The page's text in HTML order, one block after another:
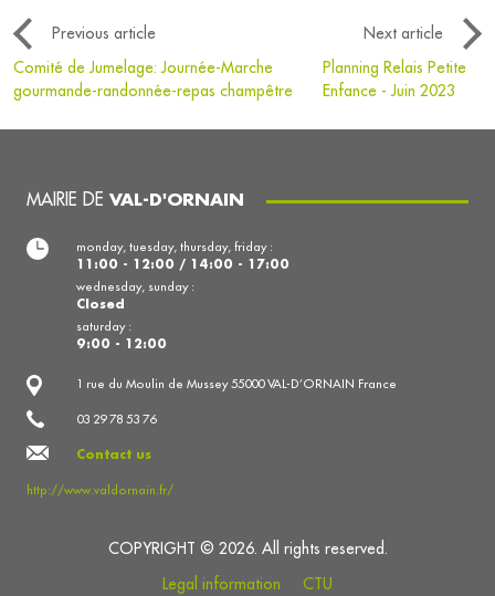
Previous article
Next article
Comité de Jumelage: Journée-Marche
gourmande-randonnée-repas champêtre
Planning Relais Petite
Enfance - Juin 2023
MAIRIE DE VAL-D'ORNAIN
1 rue du Moulin de Mussey 55000 VAL-D’ORNAIN France
03 29 78 53 76
Contact us
http://www.valdornain.fr/
monday, tuesday, thursday, friday :
11:00 - 12:00 / 14:00 - 17:00
wednesday, sunday :
Closed
saturday :
9:00 - 12:00
COPYRIGHT © 2026. All rights reserved.
Legal information
CTU